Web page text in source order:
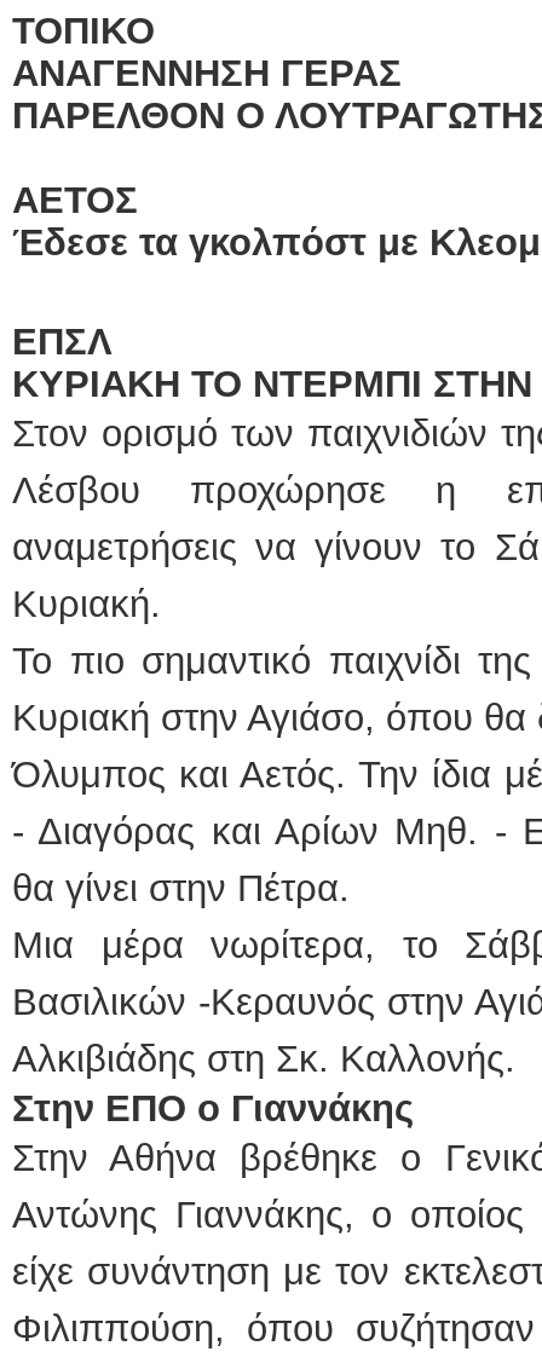
ΤΟΠΙΚΟ
ΑΝΑΓΕΝΝΗΣΗ ΓΕΡΑΣ
ΠΑΡΕΛΘΟΝ Ο
ΑΕΤΟΣ
Έδεσε τα γκολπόστ με
ΕΠΣΛ
ΚΥΡΙΑΚΗ ΤΟ ΝΤΕΡΜΠΙ ΣΤΗΝ
Στον ορισμό των παιχνιδιών
Λέσβου προχώρησε η
αναμετρήσεις να γίνουν το
Κυριακή.
Το πιο σημαντικό παιχνίδι
Κυριακή στην Αγιάσο, όπου θα
Όλυμπος και Αετός. Την ίδια
- Διαγόρας και Αρίων Μηθ. -
θα γίνει στην Πέτρα.
Μια μέρα νωρίτερα, το
Βασιλικών -Κεραυνός στην
Αλκιβιάδης στη Σκ. Καλλονής.
Στην ΕΠΟ ο Γιαννάκης
Στην Αθήνα βρέθηκε ο
Αντώνης Γιαννάκης, ο
είχε συνάντηση με τον
Φιλιππούση, όπου
ΕΙΔΙΚΟΣ
Holter πίεσης
Δοκιμασία
Ασκληπιού 39
Μυτιλήνη
τηλ. 22510-